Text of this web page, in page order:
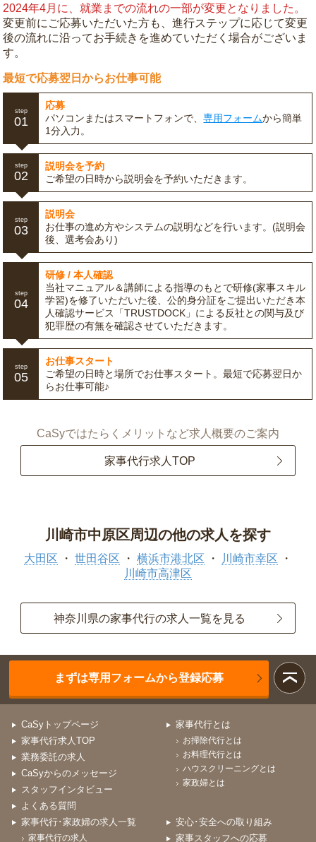
2024年4月に、就業までの流れの一部が変更となりました。
変更前にご応募いただいた方も、進行ステップに応じて変更
後の流れに沿ってお手続きを進めていただく場合がございま
す。
最短で応募翌日からお仕事可能
step
01
応募
パソコンまたはスマートフォンで、専用フォームから簡単
1分入力。
step
02
説明会を予約
ご希望の日時から説明会を予約いただきます。
step
03
説明会
お仕事の進め方やシステムの説明などを行います。(説明会
後、選考会あり)
step
04
研修 / 本人確認
当社マニュアル＆講師による指導のもとで研修(家事スキル
学習)を修了いただいた後、公的身分証をご提出いただき本
人確認サービス「TRUSTDOCK」による反社との関与及び
犯罪歴の有無を確認させていただきます。
step
05
お仕事スタート
ご希望の日時と場所でお仕事スタート。最短で応募翌日か
らお仕事可能♪
CaSyではたらくメリットなど求人概要のご案内
家事代行求人TOP
川崎市中原区周辺の他の求人を探す
大田区 世田谷区 横浜市港北区
川崎市幸区
川崎市高津区
神奈川県の家事代行の求人一覧を見る
まずは専用フォームから登録応募
CaSyトップページ
家事代行求人TOP
業務委託の求人
CaSyからのメッセージ
スタッフインタビュー
よくある質問
家事代行とは
お掃除代行とは
お料理代行とは
ハウスクリーニングとは
家政婦とは
家事代行･家政婦の求人一覧
家事代行の求人
安心･安全への取り組み
家事スタッフへの応募